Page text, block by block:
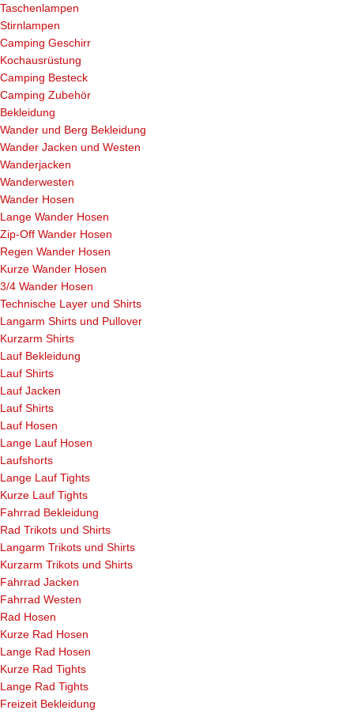
Taschenlampen
Stirnlampen
Camping Geschirr
Kochausrüstung
Camping Besteck
Camping Zubehör
Bekleidung
Wander und Berg Bekleidung
Wander Jacken und Westen
Wanderjacken
Wanderwesten
Wander Hosen
Lange Wander Hosen
Zip-Off Wander Hosen
Regen Wander Hosen
Kurze Wander Hosen
3/4 Wander Hosen
Technische Layer und Shirts
Langarm Shirts und Pullover
Kurzarm Shirts
Lauf Bekleidung
Lauf Shirts
Lauf Jacken
Lauf Shirts
Lauf Hosen
Lange Lauf Hosen
Laufshorts
Lange Lauf Tights
Kurze Lauf Tights
Fahrrad Bekleidung
Rad Trikots und Shirts
Langarm Trikots und Shirts
Kurzarm Trikots und Shirts
Fahrrad Jacken
Fahrrad Westen
Rad Hosen
Kurze Rad Hosen
Lange Rad Hosen
Kurze Rad Tights
Lange Rad Tights
Freizeit Bekleidung